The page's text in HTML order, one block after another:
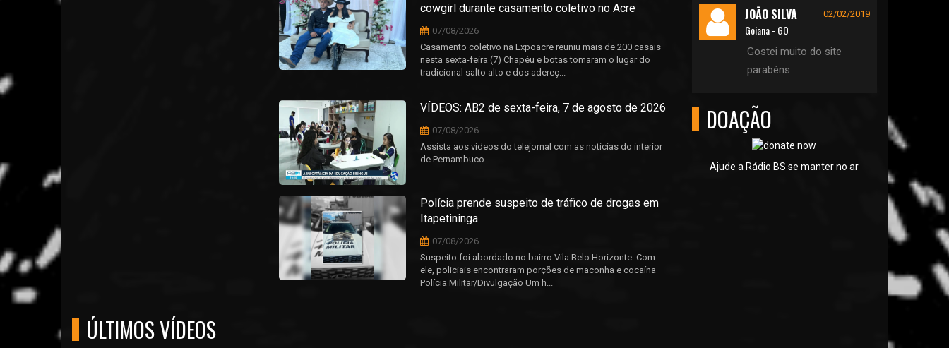
cowgirl durante casamento coletivo no Acre
07/08/2026
Casamento coletivo na Expoacre reuniu mais de 200 casais
nesta sexta-feira (7) Chapéu e botas tomaram o lugar do
tradicional salto alto e dos adereç...
VÍDEOS: AB2 de sexta-feira, 7 de agosto de 2026
07/08/2026
Assista aos vídeos do telejornal com as notícias do interior
de Pernambuco....
Polícia prende suspeito de tráfico de drogas em
Itapetininga
07/08/2026
Suspeito foi abordado no bairro Vila Belo Horizonte. Com
ele, policiais encontraram porções de maconha e cocaína
Polícia Militar/Divulgação Um h...
JOÃO SILVA 02/02/2019
Goiana - GO
Gostei muito do site
parabéns
DOAÇÃO
Ajude a Rádio BS se manter no ar
ÚLTIMOS VÍDEOS